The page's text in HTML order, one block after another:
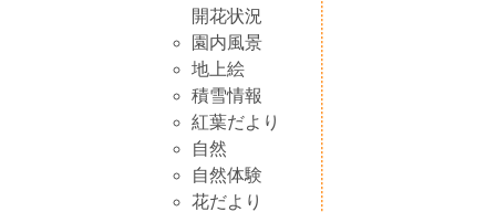
開花状況
園内風景
地上絵
積雪情報
紅葉だより
自然
自然体験
花だより